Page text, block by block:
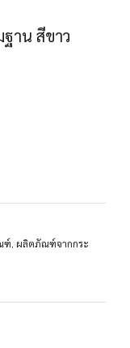
าน สีขาว
ฑ์ ผลิตภัณฑ์จากกระ